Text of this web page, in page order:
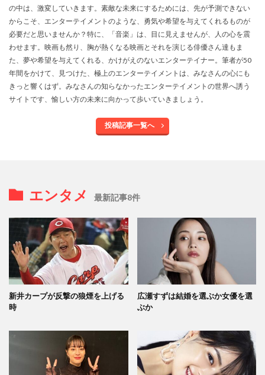
の中は、激変していきます。素敵な未来にするためには、先が予測できない
からこそ、エンターテイメントのような、勇気や希望を与えてくれるものが
必要だと思いませんか？特に、「音楽」は、目に見えませんが、人の心を震
わせます。映画も然り、胸が熱くなる映画とそれを演じる俳優さん達もま
た、夢や希望を与えてくれる、かけがえのないエンターテイナー。筆者が50
年間をかけて、見つけた、極上のエンターテイメントは、みなさんの心にも
きっと響くはず。みなさんの知らなかったエンターテイメントの世界へ誘う
サイトです、愉しい方の未来に向かって歩いていきましょう。
投稿記事一覧へ
エンタメ 最新記事8件
新井カープが反撃の狼煙を上げる
時
広瀬すずは結婚を選ぶか女優を選
ぶか